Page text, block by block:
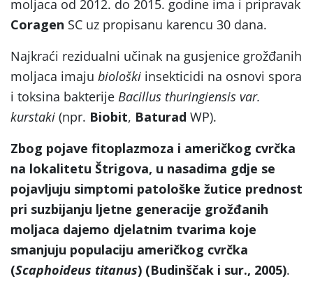
moljaca od 2012. do 2015. godine ima i pripravak
Coragen SC uz propisanu karencu 30 dana.
Najkraći rezidualni učinak na gusjenice grožđanih
moljaca imaju biološki insekticidi na osnovi spora
i toksina bakterije Bacillus thuringiensis var.
kurstaki (npr. Biobit, Baturad WP).
Zbog pojave fitoplazmoza i američkog cvrčka
na lokalitetu Štrigova, u nasadima gdje se
pojavljuju simptomi patološke žutice prednost
pri suzbijanju ljetne generacije grožđanih
moljaca dajemo djelatnim tvarima koje
smanjuju populaciju američkog cvrčka
(Scaphoideus titanus) (Budinščak i sur., 2005).